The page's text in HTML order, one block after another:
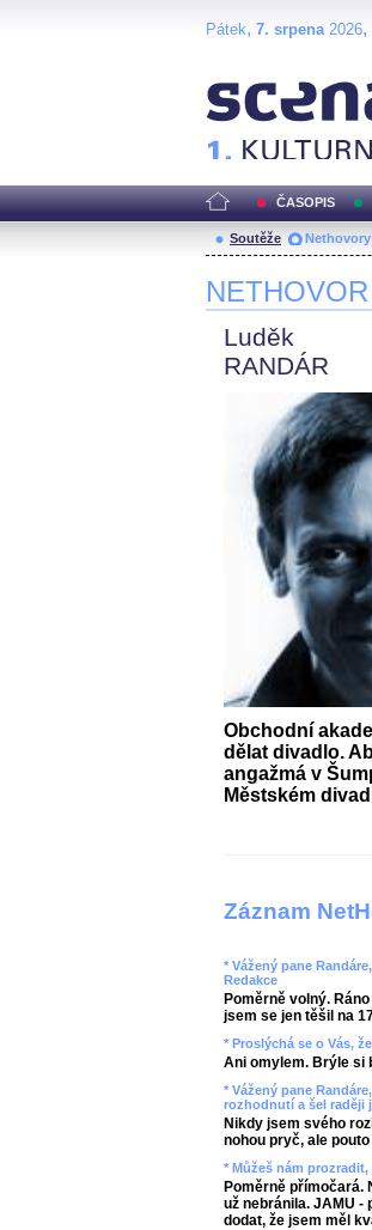
Pátek, 7. srpena2026, |
ČASOPIS
Soutěže Nethovory
NETHOVOR
Luděk
RANDÁR
Obchodní
dělat divadlo.
angažmá v
Městském
Záznam
* Vážený pane
Redakce
Poměrně volný.
jsem se jen těšil na
* Proslýchá se o Vás,
Ani omylem. Brýle si
* Vážený pane
rozhodnutí a šel raději
Nikdy jsem svého
nohou pryč, ale
* Můžeš nám
Poměrně přímočará.
už nebránila. JAMU -
dodat, že jsem měl